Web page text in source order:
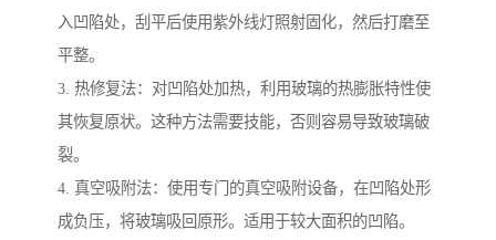
入凹陷处，刮平后使用紫外线灯照射固化，然后打磨至
平整。
3. 热修复法：对凹陷处加热，利用玻璃的热膨胀特性使
其恢复原状。这种方法需要技能，否则容易导致玻璃破
裂。
4. 真空吸附法：使用专门的真空吸附设备，在凹陷处形
成负压，将玻璃吸回原形。适用于较大面积的凹陷。